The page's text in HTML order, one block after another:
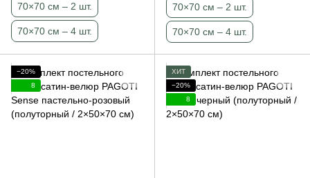
70×70 см – 2 шт.
70×70 см – 4 шт.
70×70 см – 2 шт.
70×70 см – 4 шт.
−20%
8
ХИТ
−20%
8